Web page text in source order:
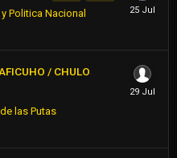
Politica Nacional
/ CHULO
las Putas